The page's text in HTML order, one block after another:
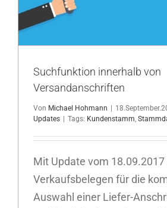
Suchfunktion innerhalb von
Versandanschriften
Von Michael Hohmann
Updates
Tags: Kundenstamm,
Mit Update vom
Verkaufsbelegen für die
Auswahl einer Liefer-